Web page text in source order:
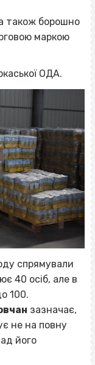
також борошно
маркою
ОДА.
спрямували
40 осіб, але в
100.
зазначає,
не на повну
його